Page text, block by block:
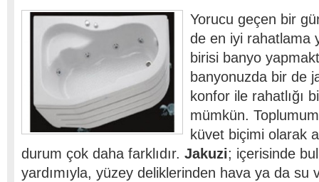
Yorucu geçen bir
de en iyi rahatlama
birisi banyo
banyonuzda bir de
konfor ile rahatlığı
mümkün.
küvet biçimi olarak
durum çok daha farklıdır. Jakuzi; içerisinde
yardımıyla, yüzey deliklerinden hava ya da su